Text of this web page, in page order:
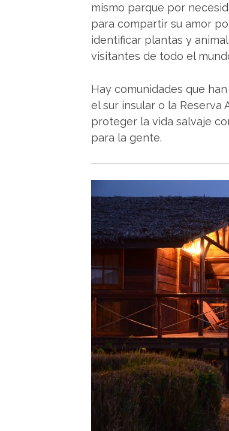
mismo parque por
para compartir su amor
identificar plantas y
visitantes de todo el
Hay comunidades que
el sur insular o la
proteger la vida salvaje
para la gente.